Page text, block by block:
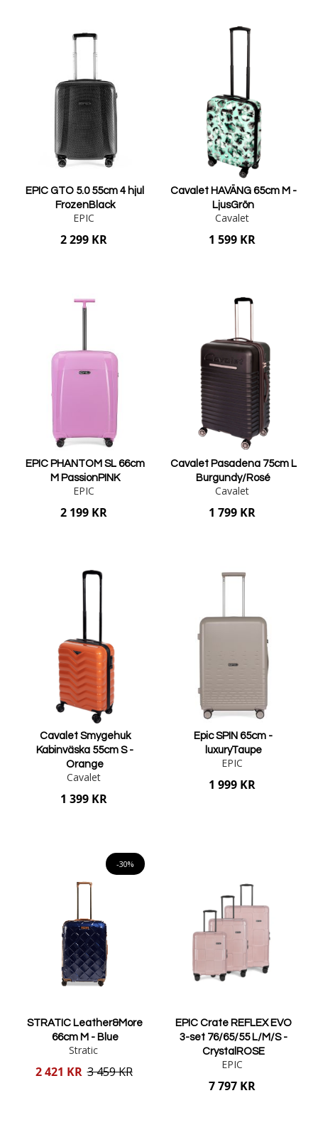
EPIC GTO 5.0 55cm 4 hjul
FrozenBlack
EPIC
2 299 KR
Cavalet HAVÄNG 65cm M -
LjusGrön
Cavalet
1 599 KR
EPIC PHANTOM SL 66cm
M PassionPINK
EPIC
2 199 KR
Cavalet Pasadena 75cm L
Burgundy/Rosé
Cavalet
1 799 KR
Cavalet Smygehuk
Kabinväska 55cm S -
Orange
Cavalet
1 399 KR
Epic SPIN 65cm -
luxuryTaupe
EPIC
1 999 KR
-30%
STRATIC Leather&More
66cm M - Blue
Stratic
Reducerat
2 421 KR 3 459 KR
EPIC Crate REFLEX EVO
3-set 76/65/55 L/M/S -
CrystalROSE
EPIC
7 797 KR